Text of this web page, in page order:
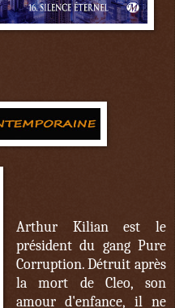
Arthur Kilian est le
président du gang Pure
Corruption. Détruit après
la mort de Cleo, son
amour d'enfance, il ne